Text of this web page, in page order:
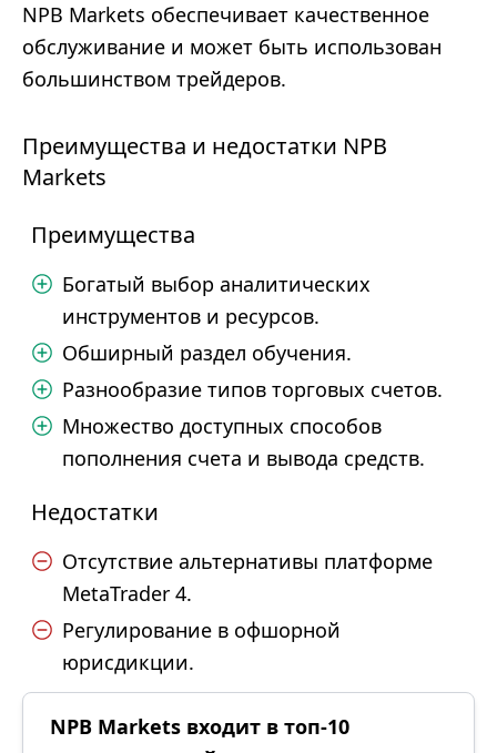
NPB Markets обеспечивает качественное
обслуживание и может быть использован
большинством трейдеров.
Преимущества и недостатки NPB
Markets
Преимущества
Богатый выбор аналитических
инструментов и ресурсов.
Обширный раздел обучения.
Разнообразие типов торговых счетов.
Множество доступных способов
пополнения счета и вывода средств.
Недостатки
Отсутствие альтернативы платформе
MetaTrader 4.
Регулирование в офшорной
юрисдикции.
NPB Markets входит в топ-10